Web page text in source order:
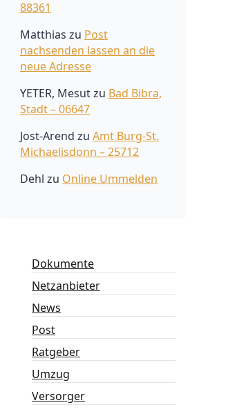
88361
Matthias zu Post
nachsenden lassen an die
neue Adresse
YETER, Mesutzu Bad Bibra,
Stadt – 06647
Jost-Arend zu Amt Burg-St.
Michaelisdonn – 25712
Dehl zu Online Ummelden
Dokumente
Netzanbieter
News
Post
Ratgeber
Umzug
Versorger